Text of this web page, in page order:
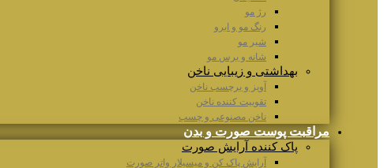
رژ مو
رنگ مو و ابرو
شیر مو
شانه و برس مو
بهداشتی و زیبایی ناخن
آویز و برچسب ناخن
تقوییت کننده ناخن
ناخن مصنوعی و چسب
مراقبت پوست صورت و بدن
پاک کننده آرایش صورت
آرایش پاک کن و میسیلار واتر صورت